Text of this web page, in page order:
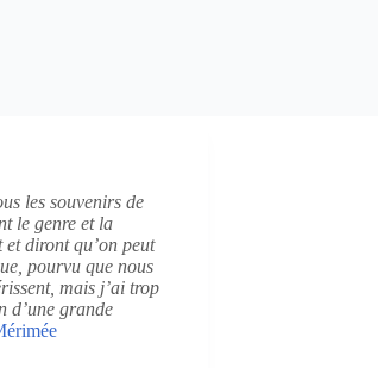
les souvenirs de
le genre et la
diront qu’on peut
pourvu que nous
mais j’ai trop
d’une grande